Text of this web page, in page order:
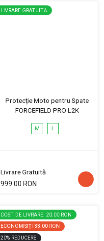
LIVRARE GRATUITĂ
Protecție Moto pentru Spate
FORCEFIELD PRO L2K
M L
Livrare Gratuită
999.00 RON
COST DE LIVRARE: 20.00 RON
ECONOMISIȚI 33.00 RON
20% REDUCERE